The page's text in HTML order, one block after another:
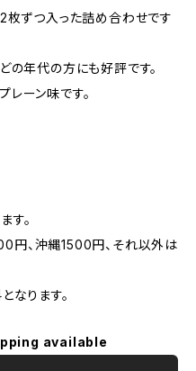
枚ずつ入った詰め合わせです
の年代の方にも好評です。
ーン味です。
す。
円、沖縄1500円、それ以外は
ります。
available